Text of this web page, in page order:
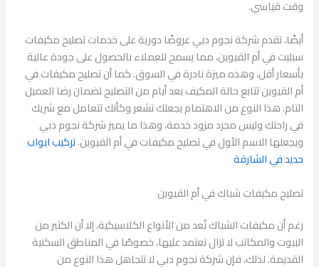
وقت قياسي.
أيضًا، تقدم شركة نجوم دبي عروضًا دورية على خدمات تصليح مكيفات
سبليت في أم القيوين، مما يسمح للعملاء بالحصول على جودة عالية
بأسعار أقل، وهذه ميزة نادرة في السوق. كما أن تصليح مكيفات في
أم القيوين تتابع حالة المكيف بعد أيام من التصليح لضمان رضا العميل
التام. هذا النوع من الاهتمام يجعلك تشعر وكأنك تتعامل مع شريك
في راحتك وليس مجرد مزود خدمة، وهذا ما يميز شركة نجوم دبي
ويجعلها الاسم الأول في تصليح مكيفات في أم القيوين.تركيب ابواب
حديد في الشارقة
تصليح مكيفات شباك في أم القيوين
رغم أن مكيفات الشباك تُعد من الأنواع الكلاسيكية، إلا أن الكثير من
البيوت والمكاتب لا تزال تعتمد عليها، خصوصًا في المناطق السكنية
القديمة. لذلك، فإن شركة نجوم دبي لا تتجاهل هذا النوع من